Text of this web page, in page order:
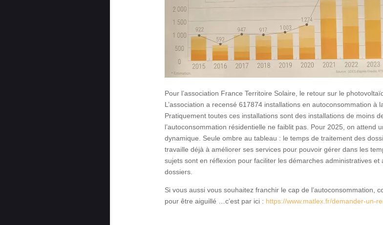
Pour l’association France Territoire Solaire, le retour sur le
L’association a recensé 617874 installations en autoconsommation à
Pratiquement toutes ces installations sont des installations de moins
l’autoconsommation résidentielle ne faiblit pas. Pour 2025, on attend
dynamique. Seule ombre au tableau : le temps de traitement des
travaille déjà à améliorer ses services pour pouvoir gérer dans les
sujets sont en réflexion pour faciliter les démarches administratives et
dossiers.
Si vous aussi vous souhaitez franchir le cap de l’autoconsommation,
pour être aiguillé …c’est par ici : https://www.matlex.fr/demander-un-